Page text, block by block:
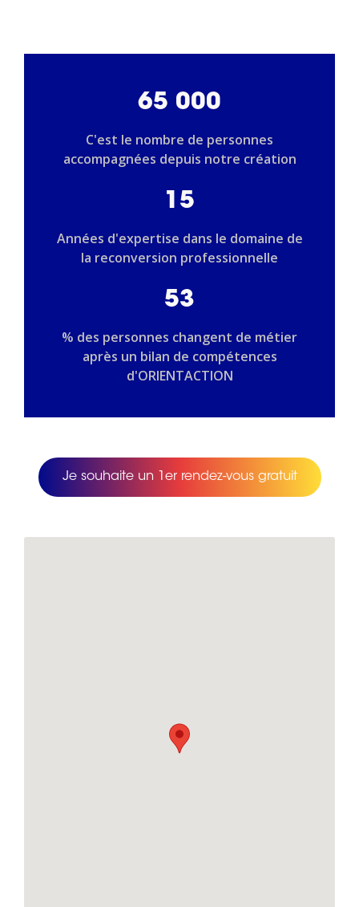
65 000
C'est le nombre de personnes
accompagnées depuis notre création
15
Années d'expertise dans le domaine de
la reconversion professionnelle
53
% des personnes changent de métier
après un bilan de compétences
d'ORIENTACTION
Je souhaite un 1er rendez-vous gratuit